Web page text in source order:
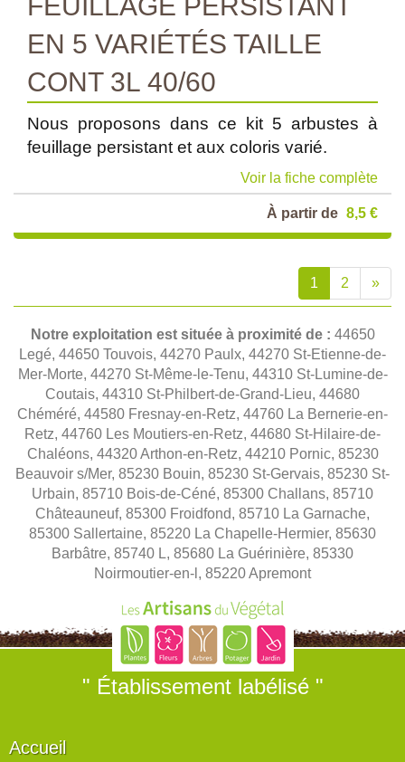
EN 5 VARIÉTÉS TAILLE
CONT 3L 40/60
Nous proposons dans ce kit 5 arbustes à
feuillage persistant et aux coloris varié.
Voir la fiche complète
À partir de 8,5 €
1 2 »
Notre exploitation est située à proximité de : 44650
Legé, 44650 Touvois, 44270 Paulx, 44270 St-Etienne-de-
Mer-Morte, 44270 St-Même-le-Tenu, 44310 St-Lumine-de-
Coutais, 44310 St-Philbert-de-Grand-Lieu, 44680
Chéméré, 44580 Fresnay-en-Retz, 44760 La Bernerie-en-
Retz, 44760 Les Moutiers-en-Retz, 44680 St-Hilaire-de-
Chaléons, 44320 Arthon-en-Retz, 44210 Pornic, 85230
Beauvoir s/Mer, 85230 Bouin, 85230 St-Gervais, 85230 St-
Urbain, 85710 Bois-de-Céné, 85300 Challans, 85710
Châteauneuf, 85300 Froidfond, 85710 La Garnache,
85300 Sallertaine, 85220 La Chapelle-Hermier, 85630
Barbâtre, 85740 L, 85680 La Guérinière, 85330
Noirmoutier-en-l, 85220 Apremont
" Établissement labélisé "
Accueil